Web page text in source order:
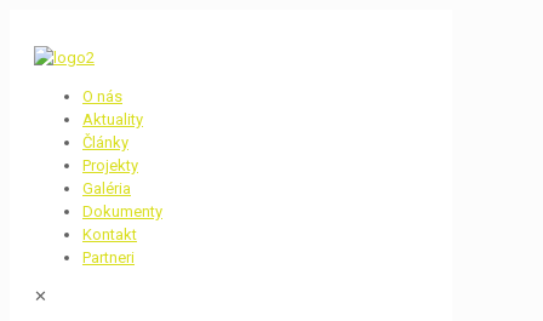
O nás
Aktuality
Články
Projekty
Galéria
Dokumenty
Kontakt
Partneri
✕